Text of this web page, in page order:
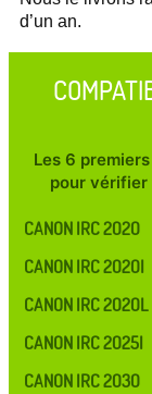
d’un an.
Les 6
pour vérifier
CANON IRC 2020
CANON IRC 2020I
CANON IRC 2020L
CANON IRC 2025I
CANON IRC 2030